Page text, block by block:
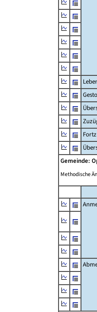
Gemeinde:
Methodische